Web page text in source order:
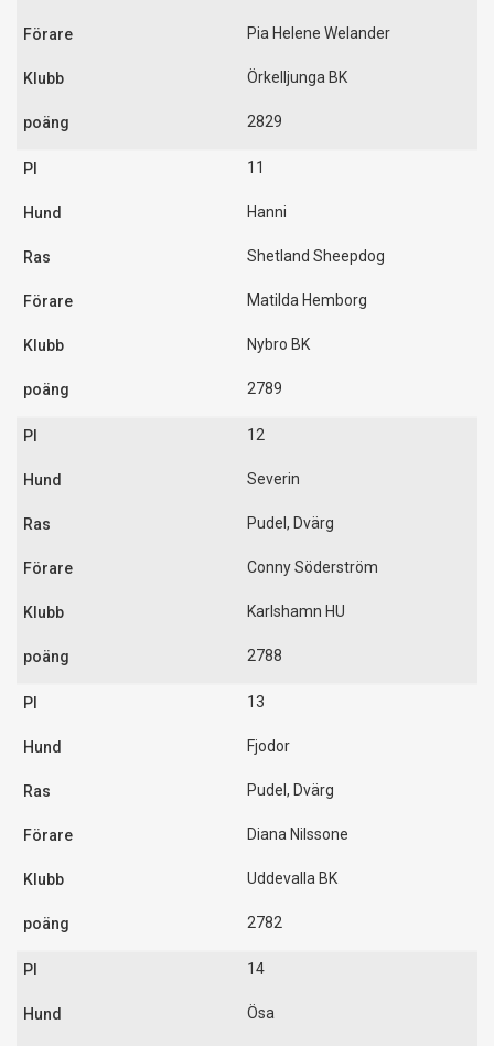
Pia Helene Welander
Örkelljunga BK
2829
11
Hanni
Shetland Sheepdog
Matilda Hemborg
Nybro BK
2789
12
Severin
Pudel, Dvärg
Conny Söderström
Karlshamn HU
2788
13
Fjodor
Pudel, Dvärg
Diana Nilssone
Uddevalla BK
2782
14
Ösa